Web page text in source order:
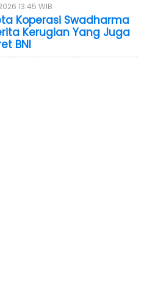
13:45 WIB
Koperasi Swadharma
Kerugian Yang Juga
BNI